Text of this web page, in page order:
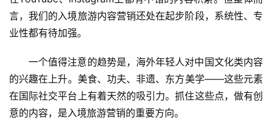
言，我们的入境旅游内容营销还处在起步阶段，系统性、专
业性都有待加强。
一个值得注意的趋势是，海外年轻人对中国文化类内容
的兴趣在上升。美食、功夫、非遗、东方美学——这些元素
在国际社交平台上有着天然的吸引力。抓住这些点，做有创
意的内容，是入境旅游营销的重要方向。